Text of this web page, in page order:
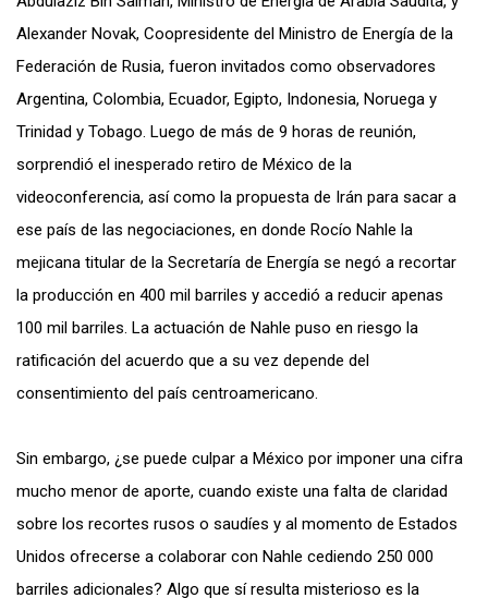
Alexander Novak, Coopresidente del Ministro de Energía de la
Federación de Rusia, fueron invitados como observadores
Argentina, Colombia, Ecuador, Egipto, Indonesia, Noruega y
Trinidad y Tobago. Luego de más de 9 horas de reunión,
sorprendió el inesperado retiro de México de la
videoconferencia, así como la propuesta de Irán para sacar a
ese país de las negociaciones, en donde Rocío Nahle la
mejicana titular de la Secretaría de Energía se negó a recortar
la producción en 400 mil barriles y accedió a reducir apenas
100 mil barriles. La actuación de Nahle puso en riesgo la
ratificación del acuerdo que a su vez depende del
consentimiento del país centroamericano.
Sin embargo, ¿se puede culpar a México por imponer una cifra
mucho menor de aporte, cuando existe una falta de claridad
sobre los recortes rusos o saudíes y al momento de Estados
Unidos ofrecerse a colaborar con Nahle cediendo 250 000
barriles adicionales? Algo que sí resulta misterioso es la